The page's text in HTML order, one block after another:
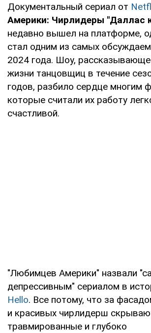
Документальный сериал от
Америки: Чирлидеры "Даллас
недавно вышел на платформе,
стал одним из самых
2024 года. Шоу,
жизни танцовщиц в течение
годов, разбило сердце многим
которые считали их работу
счастливой.
"Любимцев Америки" назвали
депрессивным" сериалом в
Hello. Все потому, что за
и красивых чирлидерш
травмированные и глубоко